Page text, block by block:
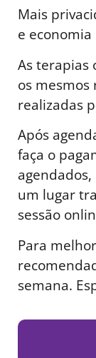
Mais
e economia
As terapias
os mesmos
realizadas
Após
faça o
um lugar
sessão
Para
semana.